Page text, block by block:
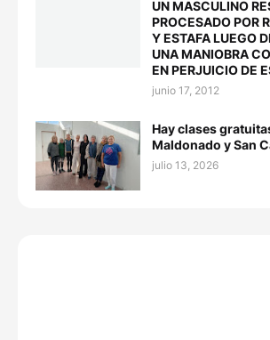
UN MASCULINO
PROCESADO POR
Y ESTAFA LUEGO
UNA MANIOBRA
EN PERJUICIO DE
junio 17, 2012
Hay clases
Maldonado y San
julio 13, 2026